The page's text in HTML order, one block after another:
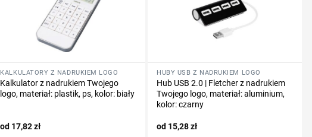
KALKULATORY Z NADRUKIEM LOGO
Kalkulator z nadrukiem Twojego
logo, materiał: plastik, ps, kolor: biały
17,82zł
HUBY USB Z NADRUKIEM LOGO
Hub USB 2.0 | Fletcher z nadrukiem
Twojego logo, materiał: aluminium,
kolor: czarny
15,28zł